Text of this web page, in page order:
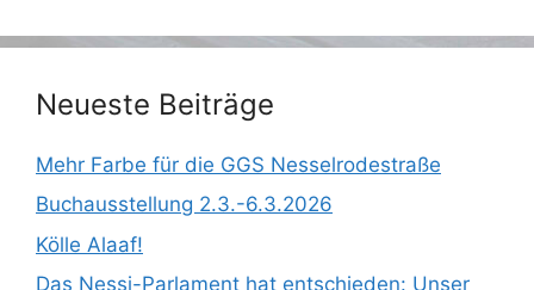
Neueste Beiträge
Mehr Farbe für die GGS Nesselrodestraße
Buchausstellung 2.3.-6.3.2026
Kölle Alaaf!
Das Nessi-Parlament hat entschieden: Unser